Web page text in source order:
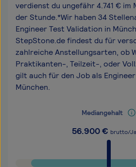
verdienst du ungefähr 4.741 € im
der Stunde.*Wir haben 34
Engineer Test Validation in
StepStone.de findest du für
zahlreiche Anstellungsarten, ob
Praktikanten-, Teilzeit-, oder
gilt auch für den Job als
München.
Mediangehalt
56.900€ brutto/